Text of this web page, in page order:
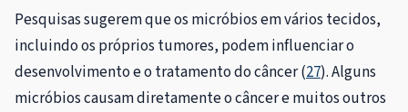
Pesquisas sugerem que os micróbios em vários tecidos,
incluindo os próprios tumores, podem influenciar o
desenvolvimento e o tratamento do câncer (27). Alguns
micróbios causam diretamente o câncer e muitos outros